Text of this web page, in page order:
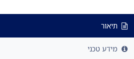
תיאור
מידע טכני